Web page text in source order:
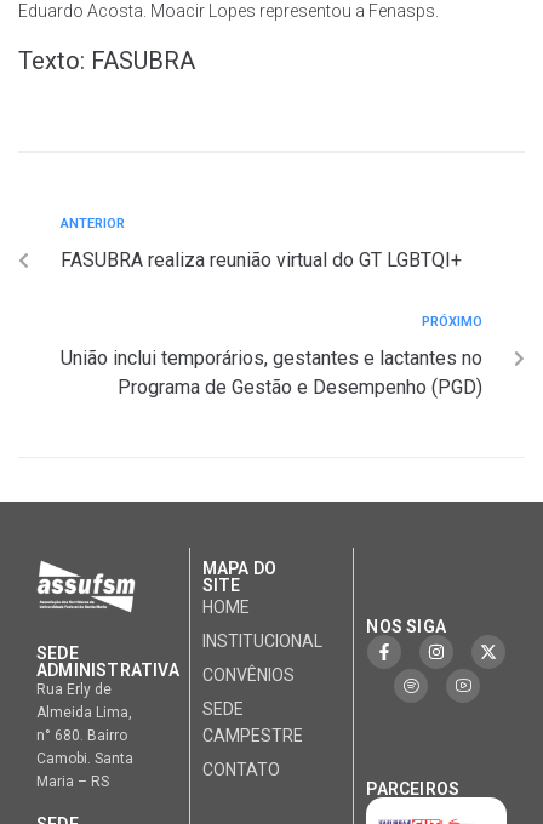
Eduardo Acosta. Moacir Lopes representou a Fenasps.
Texto: FASUBRA
ANTERIOR
FASUBRA realiza reunião virtual do GT LGBTQI+
PRÓXIMO
União inclui temporários, gestantes e lactantes no
Programa de Gestão e Desempenho (PGD)
SEDE
ADMINISTRATIVA
Rua Erly de
Almeida Lima,
n° 680. Bairro
Camobi. Santa
Maria – RS
MAPA DO
SITE
HOME
INSTITUCIONAL
CONVÊNIOS
SEDE
CAMPESTRE
CONTATO
NOS SIGA
PARCEIROS